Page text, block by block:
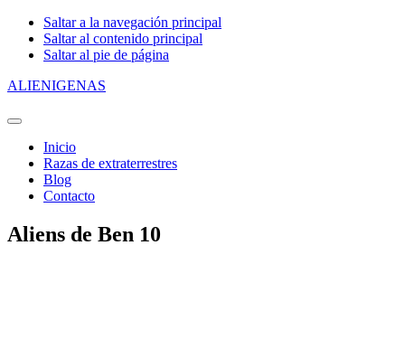
Saltar a la navegación principal
Saltar al contenido principal
Saltar al pie de página
ALIENIGENAS
Primary
Navigation
Menu Inicio
Razas de extraterrestres
Blog
Contacto
Aliens de Ben 10